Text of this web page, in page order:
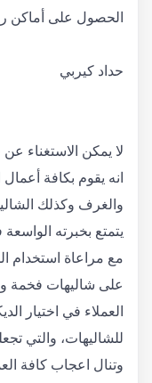
الحصول على أماكن
حداد كيربي
لا يمكن الاستغناء
انه يقوم بكافة أعمال
والغرف وكذلك
يتمتع بخبرته
مع مراعاة استخدام
على شاليهات فخمة
العملاء في اختيار
للشاليهات، والتي
وتنال اعجاب كافة